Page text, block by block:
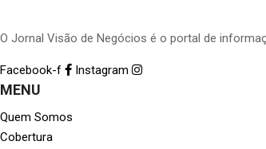
O Jornal Visão de Negócios é o portal de
Facebook-f Instagram
MENU
Quem Somos
Cobertura